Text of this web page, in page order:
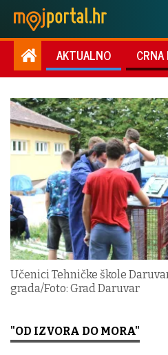
AKTUALNO
Učenici Tehničke škole
grada/Foto: Grad Daruvar
"OD IZVORA DO MORA"